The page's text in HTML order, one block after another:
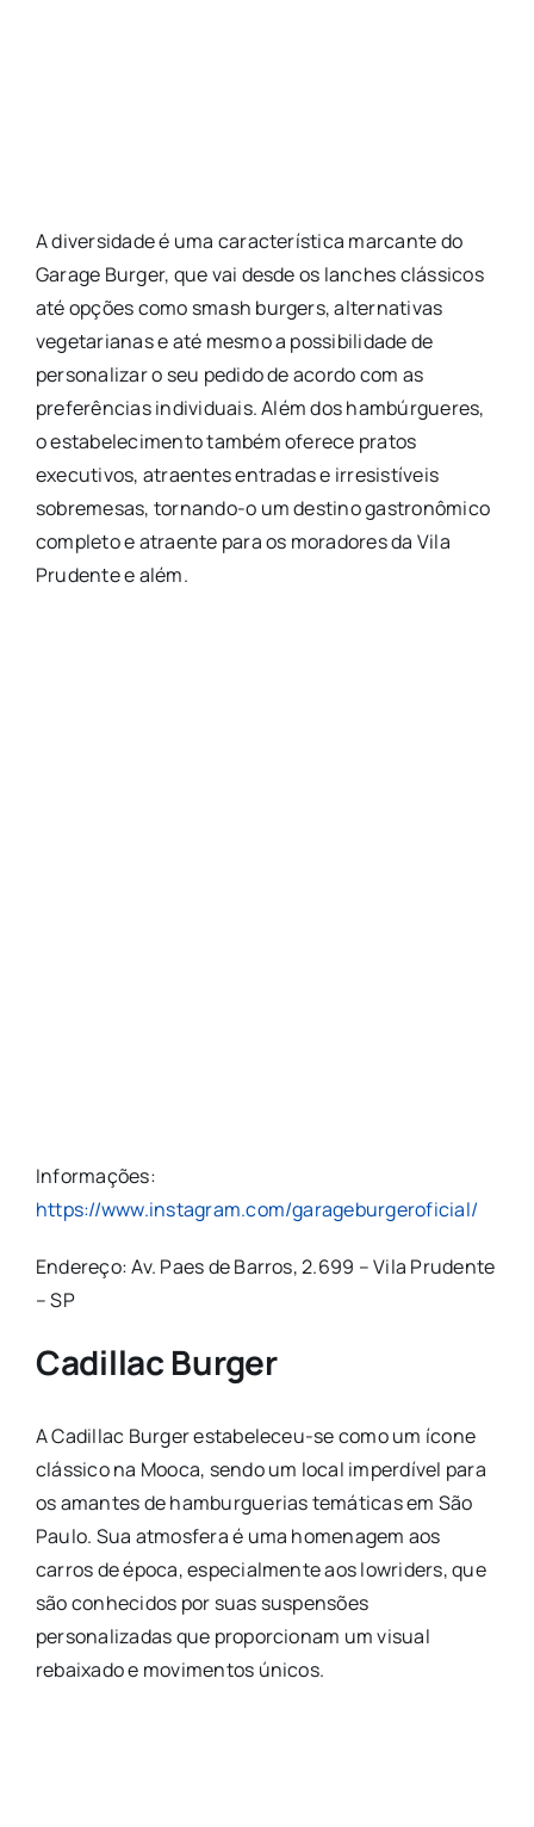
A diversidade é uma característica marcante do
Garage Burger, que vai desde os lanches clássicos
até opções como smash burgers, alternativas
vegetarianas e até mesmo a possibilidade de
personalizar o seu pedido de acordo com as
preferências individuais. Além dos hambúrgueres,
o estabelecimento também oferece pratos
executivos, atraentes entradas e irresistíveis
sobremesas, tornando-o um destino gastronômico
completo e atraente para os moradores da Vila
Prudente e além.
Informações:
https://www.instagram.com/garageburgeroficial/
Endereço: Av. Paes de Barros, 2.699 – Vila Prudente
– SP
Cadillac Burger
A Cadillac Burger estabeleceu-se como um ícone
clássico na Mooca, sendo um local imperdível para
os amantes de hamburguerias temáticas em São
Paulo. Sua atmosfera é uma homenagem aos
carros de época, especialmente aos lowriders, que
são conhecidos por suas suspensões
personalizadas que proporcionam um visual
rebaixado e movimentos únicos.